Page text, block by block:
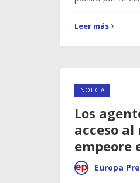
Leer más
NOTICIA
Los
acceso al
empeore
Europa